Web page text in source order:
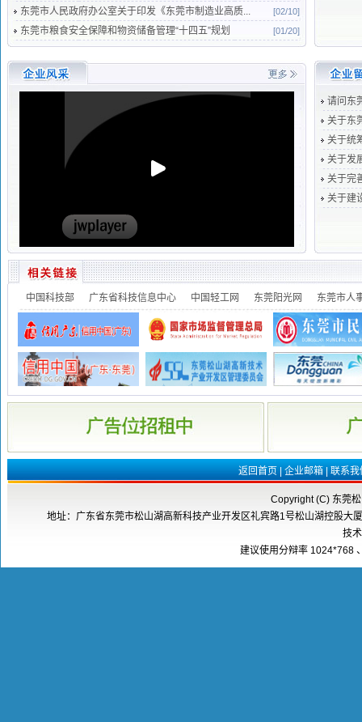
东莞市人民政府办公室关于印发《东莞市制造业高质... [02/10]
东莞市粮食安全保障和物资储备管理“十四五”规划 [01/20]
请问东
关于东
关于统
关于发
关于完
关于建
中国科技部 广东省科技信息中心 中国轻工网 东莞阳光网 东莞市人
返回首页|企业邮箱|联系我
Copyright (C) 东莞
地址：广东省东莞市松山湖高新科技产业开发区礼宾路1号松山湖控股
技
建议使用分辩率 1024*768